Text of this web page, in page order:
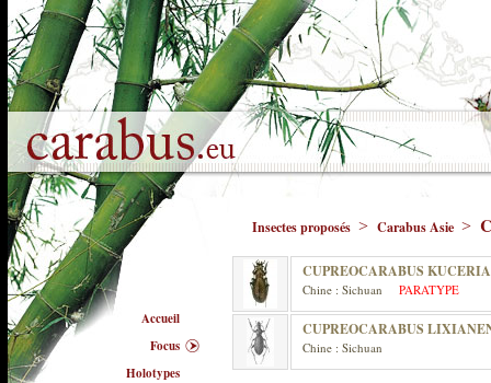
Accueil
Focus
Holotypes
Insectes proposés > Carabus Asie >
CUPREOCARABUS
Chine : Sichuan PARATYPE
CUPREOCARABUS
Chine : Sichuan